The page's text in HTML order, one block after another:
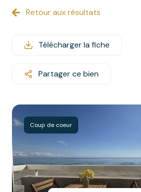
ventes
maisons
propriétés
murs
commerciaux
syndic
contact
Retour aux résultats
Télécharger la fiche
Partager ce bien
Coup de coeur